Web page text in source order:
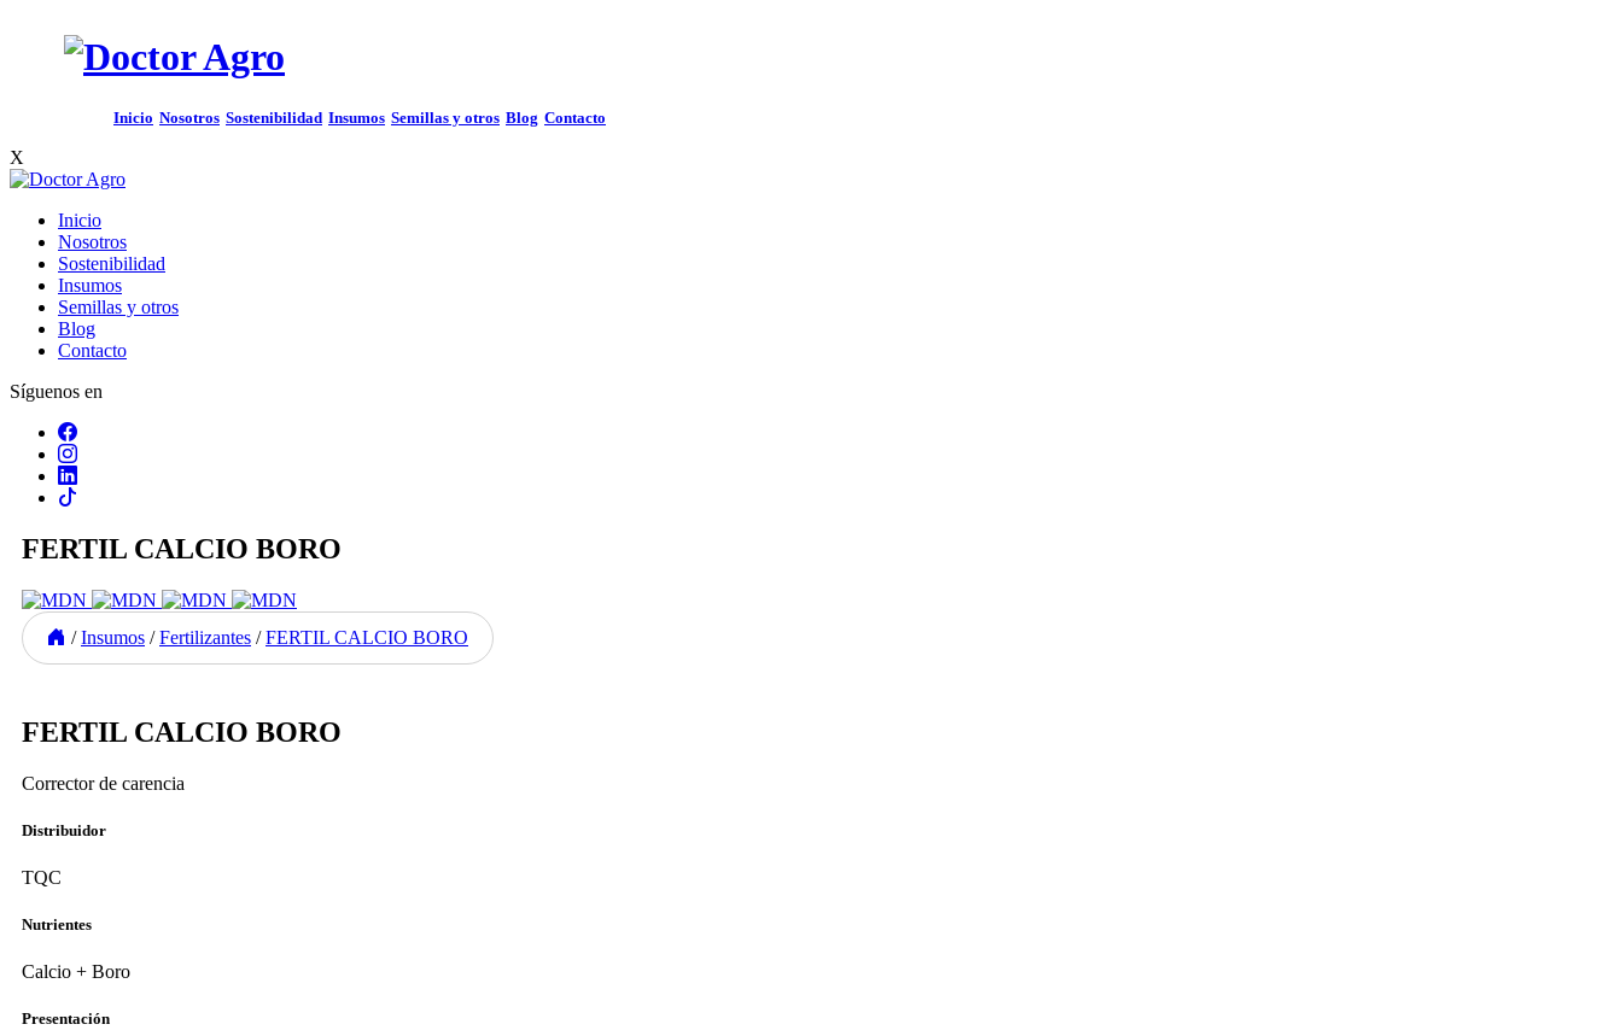
Inicio Nosotros Sostenibilidad Insumos Semillas y otros Blog Contacto
X
Inicio
Nosotros
Sostenibilidad
Insumos
Semillas y otros
Blog
Contacto
Síguenos en
FERTIL CALCIO BORO
/ Insumos / Fertilizantes / FERTIL CALCIO BORO
FERTIL CALCIO BORO
Corrector de carencia
Distribuidor
TQC
Nutrientes
Calcio + Boro
Presentación